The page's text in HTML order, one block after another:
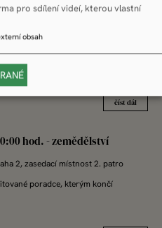
hod. - zemědělství
2, zasedací místnost 2. patro
číst dál
hod. - zemědělství
2, zasedací místnost 2. patro
poradce, kterým končí
pro sdílení videí, kterou vlastní
obsah